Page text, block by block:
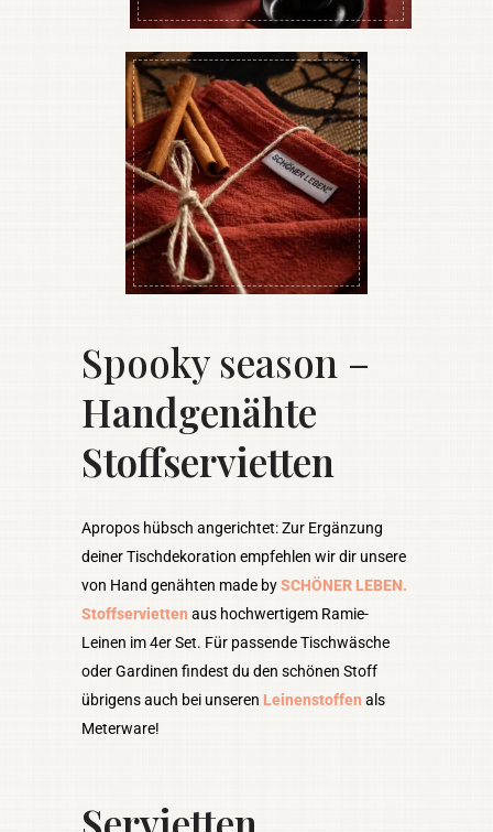
Spooky season –
Handgenähte
Stoffservietten
Apropos hübsch angerichtet: Zur Ergänzung
deiner Tischdekoration empfehlen wir dir unsere
von Hand genähten made bySCHÖNER LEBEN.
Stoffserviettenaus hochwertigem Ramie-
Leinen im 4er Set. Für passende Tischwäsche
oder Gardinen findest du den schönen Stoff
übrigens auch bei unseren Leinenstoffenals
Meterware!